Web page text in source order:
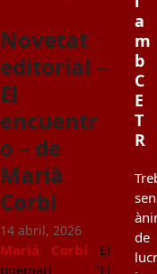
Novetat
editorial –
El
encuentr
o – de
Marià
Corbí
14 abril, 2026
Marià CorbíEl
poemari "El
a
m
b
C
E
T
R
de